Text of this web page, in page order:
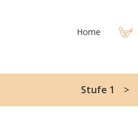
Home
Stufe 1